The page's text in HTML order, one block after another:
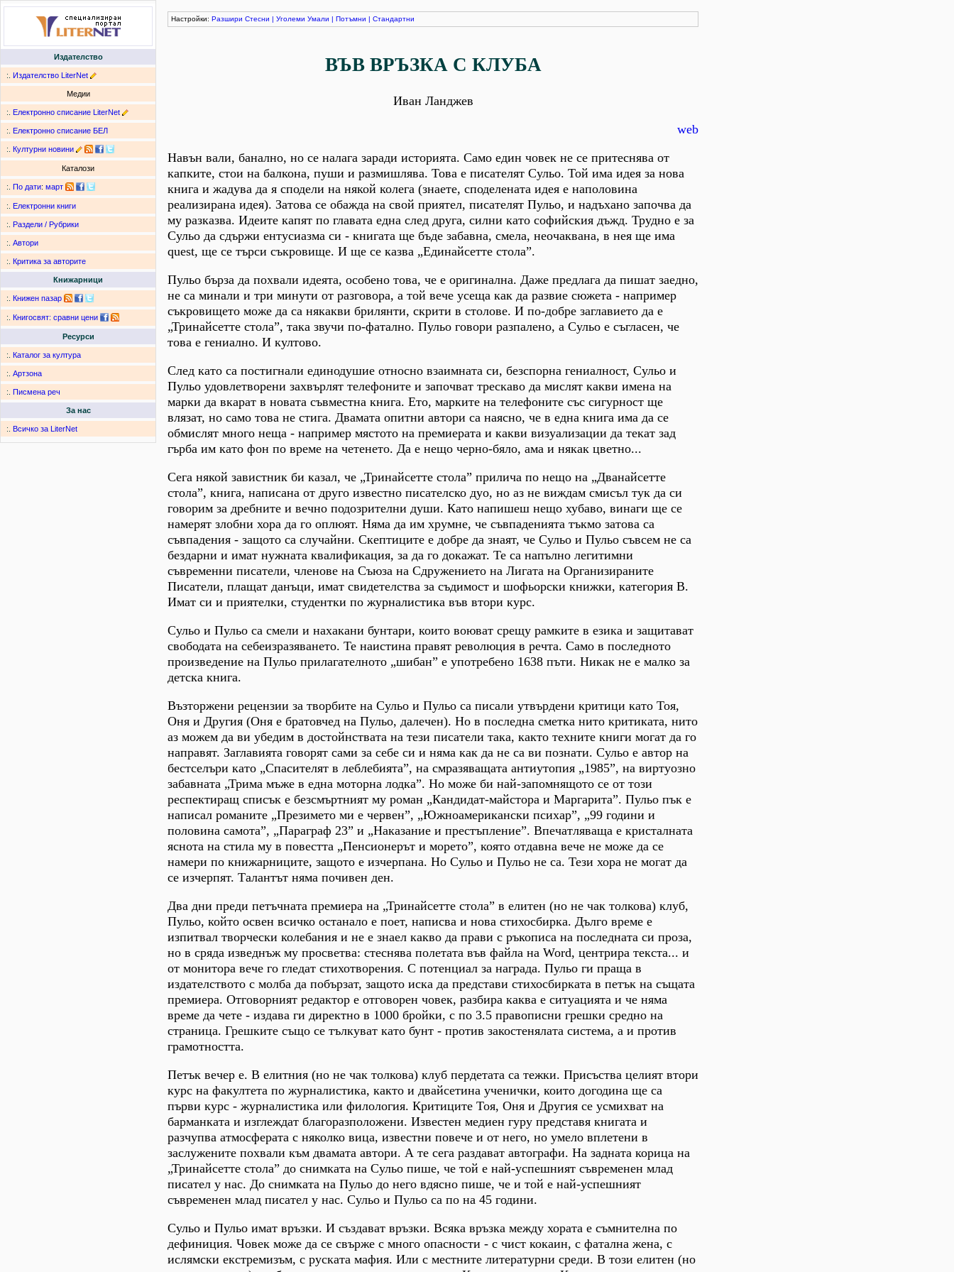
Издателство
:. Издателство LiterNet
Медии
:. Електронно списание LiterNet
:. Електронно списание БЕЛ
:. Културни новини
Каталози
:. По дати: март
:. Електронни книги
:. Раздели / Рубрики
:. Автори
:. Критика за авторите
Книжарници
:. Книжен пазар
:. Книгосвят: сравни цени
Ресурси
:. Каталог за култура
:. Артзона
:. Писмена реч
За нас
:. Всичко за LiterNet
Настройки: Разшири Стесни | Уголеми Умали | Потъмни | Стандартни
ВЪВ ВРЪЗКА С КЛУБА
Иван Ланджев
web
Навън вали, банално, но се налага заради историята. Само един човек не се притеснява от
капките, стои на балкона, пуши и размишлява. Това е писателят Сульо. Той има идея за нова
книга и жадува да я сподели на някой колега (знаете, споделената идея е наполовина
реализирана идея). Затова се обажда на свой приятел, писателят Пульо, и надъхано започва да
му разказва. Идеите капят по главата една след друга, силни като софийския дъжд. Трудно е за
Сульо да сдържи ентусиазма си - книгата ще бъде забавна, смела, неочаквана, в нея ще има
quest, ще се търси съкровище. И ще се казва „Единайсетте стола”.
Пульо бърза да похвали идеята, особено това, че е оригинална. Даже предлага да пишат заедно,
не са минали и три минути от разговора, а той вече усеща как да развие сюжета - например
съкровището може да са някакви брилянти, скрити в столове. И по-добре заглавието да е
„Тринайсетте стола”, така звучи по-фатално. Пульо говори разпалено, а Сульо е съгласен, че
това е гениално. И култово.
След като са постигнали единодушие относно взаимната си, безспорна гениалност, Сульо и
Пульо удовлетворени захвърлят телефоните и започват трескаво да мислят какви имена на
марки да вкарат в новата съвместна книга. Ето, марките на телефоните със сигурност ще
влязат, но само това не стига. Двамата опитни автори са наясно, че в една книга има да се
обмислят много неща - например мястото на премиерата и какви визуализации да текат зад
гърба им като фон по време на четенето. Да е нещо черно-бяло, ама и някак цветно...
Сега някой завистник би казал, че „Тринайсетте стола” прилича по нещо на „Дванайсетте
стола”, книга, написана от друго известно писателско дуо, но аз не виждам смисъл тук да си
говорим за дребните и вечно подозрителни души. Като напишеш нещо хубаво, винаги ще се
намерят злобни хора да го оплюят. Няма да им хрумне, че съвпаденията тъкмо затова са
съвпадения - защото са случайни. Скептиците е добре да знаят, че Сульо и Пульо съвсем не са
бездарни и имат нужната квалификация, за да го докажат. Те са напълно легитимни
съвременни писатели, членове на Съюза на Сдружението на Лигата на Организираните
Писатели, плащат данъци, имат свидетелства за съдимост и шофьорски книжки, категория B.
Имат си и приятелки, студентки по журналистика във втори курс.
Сульо и Пульо са смели и нахакани бунтари, които воюват срещу рамките в езика и защитават
свободата на себеизразяването. Те наистина правят революция в речта. Само в последното
произведение на Пульо прилагателното „шибан” е употребено 1638 пъти. Никак не е малко за
детска книга.
Възторжени рецензии за творбите на Сульо и Пульо са писали утвърдени критици като Тоя,
Оня и Другия (Оня е братовчед на Пульо, далечен). Но в последна сметка нито критиката, нито
аз можем да ви убедим в достойнствата на тези писатели така, както техните книги могат да го
направят. Заглавията говорят сами за себе си и няма как да не са ви познати. Сульо е автор на
бестселъри като „Спасителят в леблебията”, на смразяващата антиутопия „1985”, на виртуозно
забавната „Трима мъже в една моторна лодка”. Но може би най-запомнящото се от този
респектиращ списък е безсмъртният му роман „Кандидат-майстора и Маргарита”. Пульо пък е
написал романите „Презимето ми е червен”, „Южноамерикански психар”, „99 години и
половина самота”, „Параграф 23” и „Наказание и престъпление”. Впечатляваща е кристалната
яснота на стила му в повестта „Пенсионерът и морето”, която отдавна вече не може да се
намери по книжарниците, защото е изчерпана. Но Сульо и Пульо не са. Тези хора не могат да
се изчерпят. Талантът няма почивен ден.
Два дни преди петъчната премиера на „Тринайсетте стола” в елитен (но не чак толкова) клуб,
Пульо, който освен всичко останало е поет, написва и нова стихосбирка. Дълго време е
изпитвал творчески колебания и не е знаел какво да прави с ръкописа на последната си проза,
но в сряда изведнъж му просветва: стеснява полетата във файла на Word, центрира текста... и
от монитора вече го гледат стихотворения. С потенциал за награда. Пульо ги праща в
издателството с молба да побързат, защото иска да представи стихосбирката в петък на същата
премиера. Отговорният редактор е отговорен човек, разбира каква е ситуацията и че няма
време да чете - издава ги директно в 1000 бройки, с по 3.5 правописни грешки средно на
страница. Грешките също се тълкуват като бунт - против закостенялата система, а и против
грамотността.
Петък вечер е. В елитния (но не чак толкова) клуб пердетата са тежки. Присъства целият втори
курс на факултета по журналистика, както и двайсетина ученички, които догодина ще са
първи курс - журналистика или филология. Критиците Тоя, Оня и Другия се усмихват на
барманката и изглеждат благоразположени. Известен медиен гуру представя книгата и
разчупва атмосферата с няколко вица, известни повече и от него, но умело вплетени в
заслужените похвали към двамата автори. А те сега раздават автографи. На задната корица на
„Тринайсетте стола” до снимката на Сульо пише, че той е най-успешният съвременен млад
писател у нас. До снимката на Пульо до него вдясно пише, че и той е най-успешният
съвременен млад писател у нас. Сульо и Пульо са по на 45 години.
Сульо и Пульо имат връзки. И създават връзки. Всяка връзка между хората е съмнителна по
дефиниция. Човек може да се свърже с много опасности - с чист кокаин, с фатална жена, с
ислямски екстремизъм, с руската мафия. Или с местните литературни среди. В този елитен (но